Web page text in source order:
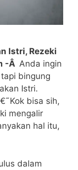
Istri, Rezeki
-Â Anda ingin
bingung
Istri.
bisa sih,
mengalir
hal itu,
dalam